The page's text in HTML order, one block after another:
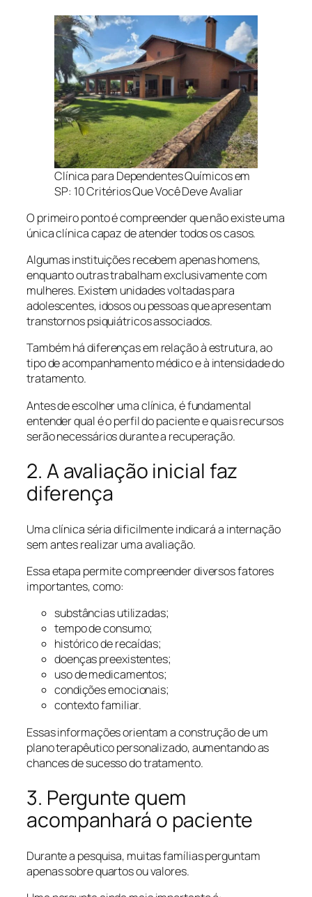
Clínica para Dependentes Químicos em
SP: 10 Critérios Que Você Deve Avaliar
O primeiro ponto é compreender que não existe uma
única clínica capaz de atender todos os casos.
Algumas instituições recebem apenas homens,
enquanto outras trabalham exclusivamente com
mulheres. Existem unidades voltadas para
adolescentes, idosos ou pessoas que apresentam
transtornos psiquiátricos associados.
Também há diferenças em relação à estrutura, ao
tipo de acompanhamento médico e à intensidade do
tratamento.
Antes de escolher uma clínica, é fundamental
entender qual é o perfil do paciente e quais recursos
serão necessários durante a recuperação.
2. A avaliação inicial faz
diferença
Uma clínica séria dificilmente indicará a internação
sem antes realizar uma avaliação.
Essa etapa permite compreender diversos fatores
importantes, como:
substâncias utilizadas;
tempo de consumo;
histórico de recaídas;
doenças preexistentes;
uso de medicamentos;
condições emocionais;
contexto familiar.
Essas informações orientam a construção de um
plano terapêutico personalizado, aumentando as
chances de sucesso do tratamento.
3. Pergunte quem
acompanhará o paciente
Durante a pesquisa, muitas famílias perguntam
apenas sobre quartos ou valores.